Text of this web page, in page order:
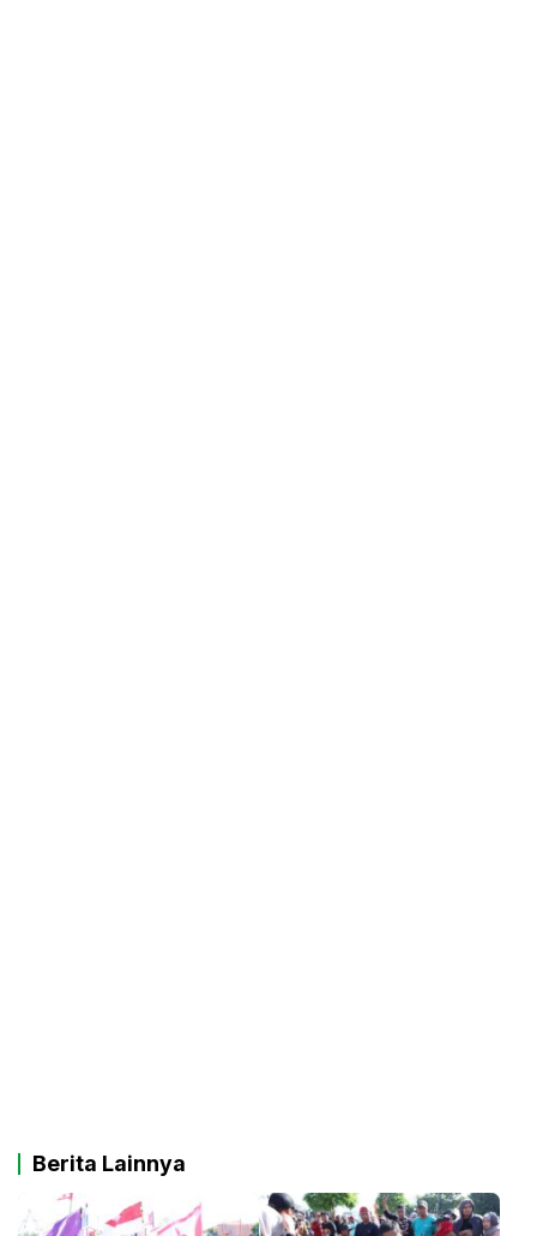
Berita Lainnya